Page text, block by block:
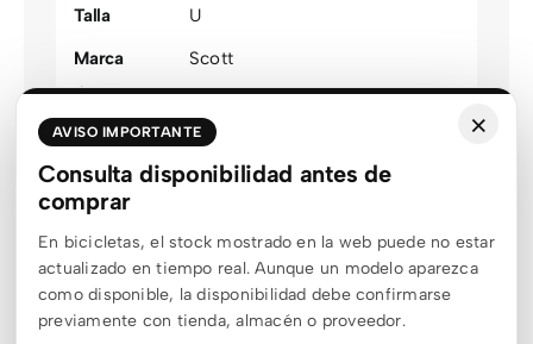
Talla
U
Marca
Scott
Área
producto
Modalidad
Familia
RISE,Scale
optimizada
U
×
AVISO IMPORTANTE
Consulta disponibilidad antes de
comprar
En bicicletas, el stock mostrado en la web puede no estar
actualizado en tiempo real. Aunque un modelo aparezca
como disponible, la disponibilidad debe confirmarse
previamente con tienda, almacén o proveedor.